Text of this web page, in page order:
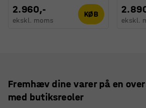
2.960,-
ekskl. moms
KØB
ekskl.
Fremhæv dine varer på en
med butiksreoler